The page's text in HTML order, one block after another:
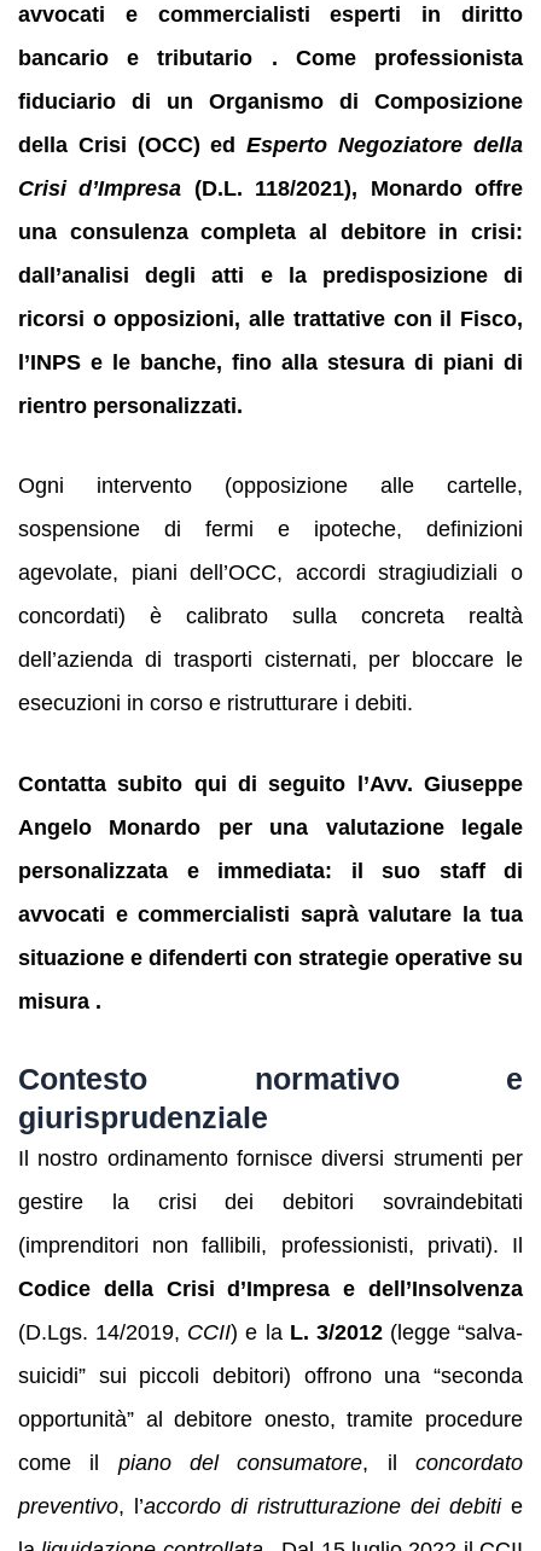
avvocati e commercialisti esperti in diritto
bancario e tributario . Come professionista
fiduciario di un Organismo di Composizione
della Crisi (OCC) edEsperto Negoziatore della
Crisi d’Impresa (D.L. 118/2021), Monardo offre
una consulenza completa al debitore in crisi:
dall’analisi degli atti e la predisposizione di
ricorsi o opposizioni, alle trattative con il Fisco,
l’INPS e le banche, fino alla stesura di piani di
rientro personalizzati.
Ogni intervento (opposizione alle cartelle,
sospensione di fermi e ipoteche, definizioni
agevolate, piani dell’OCC, accordi stragiudiziali o
concordati) è calibrato sulla concreta realtà
dell’azienda di trasporti cisternati, per bloccare le
esecuzioni in corso e ristrutturare i debiti.
Contatta subito qui di seguito l’Avv. Giuseppe
Angelo Monardo per una valutazione legale
personalizzata e immediata: il suo staff di
avvocati e commercialisti saprà valutare la tua
situazione e difenderti con strategie operative su
misura .
Contesto normativo e
giurisprudenziale
Il nostro ordinamento fornisce diversi strumenti per
gestire la crisi dei debitori sovraindebitati
(imprenditori non fallibili, professionisti, privati). Il
Codice della Crisi d’Impresa e dell’Insolvenza
(D.Lgs. 14/2019, CCII) e la L. 3/2012(legge “salva-
suicidi” sui piccoli debitori) offrono una “seconda
opportunità” al debitore onesto, tramite procedure
come il piano del consumatore, ilconcordato
preventivo, l’accordo di ristrutturazione dei debitie